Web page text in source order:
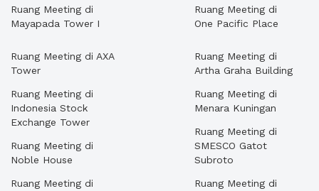
Ruang Meeting di
Mayapada Tower I
Ruang Meeting di
One Pacific Place
Ruang Meeting di AXA
Tower
Ruang Meeting di
Indonesia Stock
Exchange Tower
Ruang Meeting di
Noble House
Ruang Meeting di
Ruang Meeting di
Artha Graha Building
Ruang Meeting di
Menara Kuningan
Ruang Meeting di
SMESCO Gatot
Subroto
Ruang Meeting di